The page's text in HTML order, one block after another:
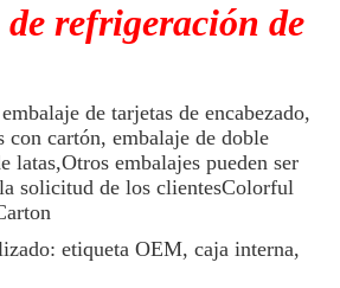
de refrigeración de
de tarjetas de encabezado,
con cartón, embalaje de doble
latas,Otros embalajes pueden ser
solicitud de los clientesColorful
etiqueta OEM, caja interna,